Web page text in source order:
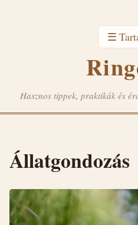
☰
Hasznos tippek, praktikák és
Állatgondozás